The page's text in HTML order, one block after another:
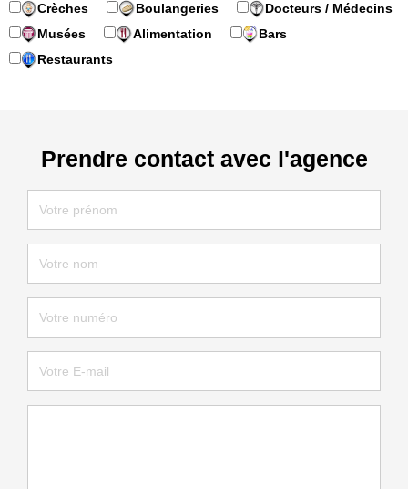
Crèches Boulangeries
Docteurs / Médecins
Musées
Alimentation
Bars
Restaurants
Prendre contact avec l'agence